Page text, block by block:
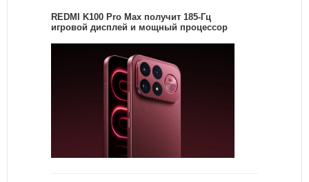
REDMI K100 Pro Max получит 185-Гц
игровой дисплей и мощный процессор